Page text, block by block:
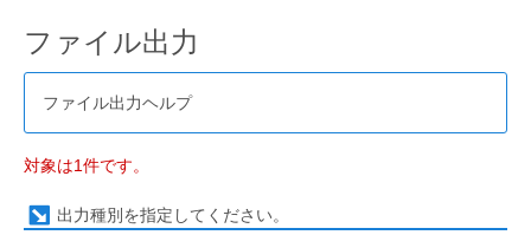
ファイル出力
ファイル出力ヘルプ
対象は1件です。
出力種別を指定してください。